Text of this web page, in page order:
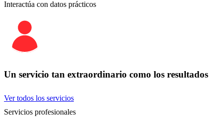
Interactúa con datos prácticos
Un servicio tan extraordinario como los resultados
Ver todos los servicios
Servicios profesionales